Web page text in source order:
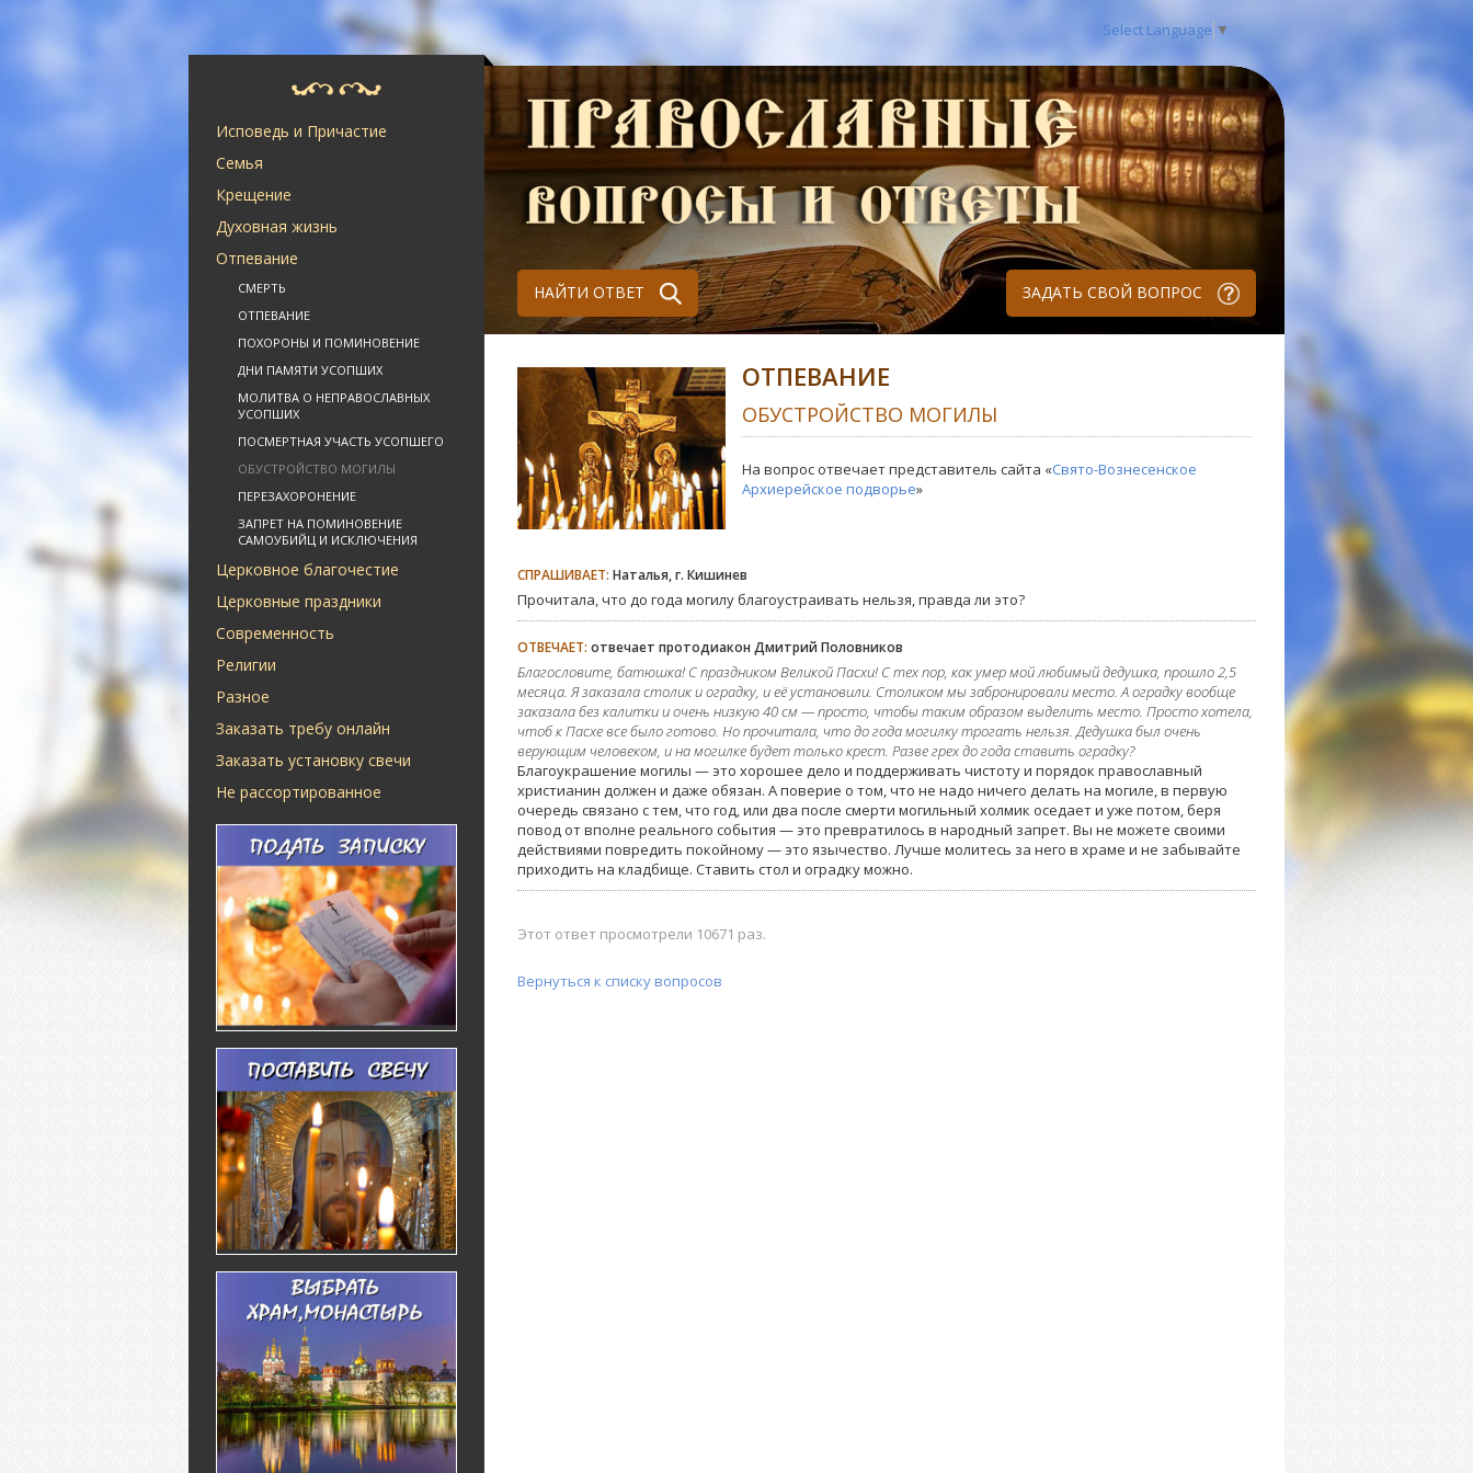
Select Language ▼
Исповедь и Причастие
Семья
Крещение
Духовная жизнь
Отпевание
СМЕРТЬ
ОТПЕВАНИЕ
ПОХОРОНЫ И ПОМИНОВЕНИЕ
ДНИ ПАМЯТИ УСОПШИХ
МОЛИТВА О НЕПРАВОСЛАВНЫХ
УСОПШИХ
ПОСМЕРТНАЯ УЧАСТЬ УСОПШЕГО
ОБУСТРОЙСТВО МОГИЛЫ
ПЕРЕЗАХОРОНЕНИЕ
ЗАПРЕТ НА ПОМИНОВЕНИЕ
САМОУБИЙЦ И ИСКЛЮЧЕНИЯ
Церковное благочестие
Церковные праздники
Современность
Религии
Разное
Заказать требу онлайн
Заказать установку свечи
Не рассортированное
НАЙТИ ОТВЕТ ЗАДАТЬ СВОЙ ВОПРОС
ОТПЕВАНИЕ
ОБУСТРОЙСТВО МОГИЛЫ
На вопрос отвечает представитель сайта «Свято-Вознесенское
Архиерейское подворье»
СПРАШИВАЕТ: Наталья, г. Кишинев
Прочитала, что до года могилу благоустраивать нельзя, правда ли это?
ОТВЕЧАЕТ: отвечает протодиакон Дмитрий Половников
Благословите, батюшка! С праздником Великой Пасхи! С тех пор, как умер мой любимый дедушка, прошло 2,5
месяца. Я заказала столик и оградку, и её установили. Столиком мы забронировали место. А оградку вообще
заказала без калитки и очень низкую 40 см — просто, чтобы таким образом выделить место. Просто хотела,
чтоб к Пасхе все было готово. Но прочитала, что до года могилку трогать нельзя. Дедушка был очень
верующим человеком, и на могилке будет только крест. Разве грех до года ставить оградку?
Благоукрашение могилы — это хорошее дело и поддерживать чистоту и порядок православный
христианин должен и даже обязан. А поверие о том, что не надо ничего делать на могиле, в первую
очередь связано с тем, что год, или два после смерти могильный холмик оседает и уже потом, беря
повод от вполне реального события — это превратилось в народный запрет. Вы не можете своими
действиями повредить покойному — это язычество. Лучше молитесь за него в храме и не забывайте
приходить на кладбище. Ставить стол и оградку можно.
Этот ответ просмотрели 10671 раз.
Вернуться к списку вопросов